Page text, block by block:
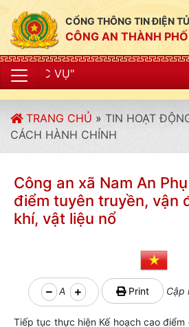
CỔNG THÔNG TIN ĐIỆN
CÔNG AN THÀNH
TRANG CHỦ » TIN HOẠT
CÁCH HÀNH CHÍNH
Công an xã Nam An
điểm tuyên truyền, vận
khí, vật liệu nổ
A Print Cập
Tiếp tục thực hiện Kế hoạch cao